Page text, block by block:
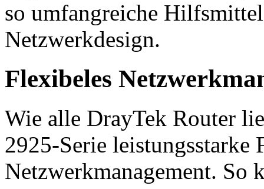
so umfangreiche
Netzwerkdesign.
Flexibeles
Wie alle DrayTek Router
2925-Serie leistungsstarke
Netzwerkmanagement. So